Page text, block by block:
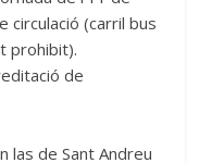
(carril bus
prohibit).
de
las de Sant Andreu